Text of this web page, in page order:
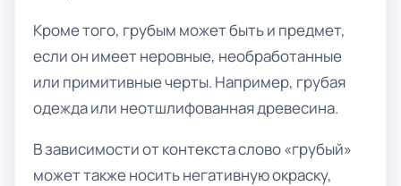
Кроме того, грубым может быть и предмет,
если он имеет неровные, необработанные
или примитивные черты. Например, грубая
одежда или неотшлифованная древесина.
В зависимости от контекста слово «грубый»
может также носить негативную окраску,